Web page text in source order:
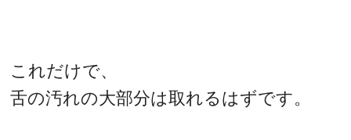
これだけで、
舌の汚れの大部分は取れるはずです。